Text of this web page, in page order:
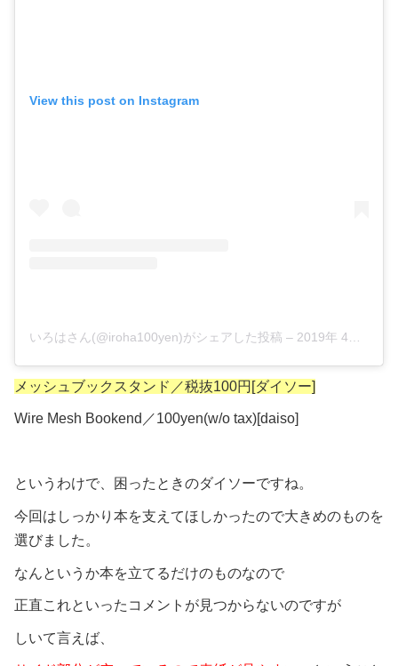
View this post on Instagram
いろはさん(@iroha100yen)がシェアした投稿 – 2019年 4月月8日午前7時19分PDT
メッシュブックスタンド／税抜100円[ダイソー]
Wire Mesh Bookend／100yen(w/o tax)[daiso]
というわけで、困ったときのダイソーですね。
今回はしっかり本を支えてほしかったので大きめのものを
選びました。
なんというか本を立てるだけのものなので
正直これといったコメントが見つからないのですが
しいて言えば、